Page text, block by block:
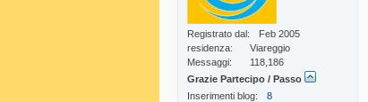
Registrato dal
Feb 2005
residenza
Viareggio
Messaggi
118,186
Grazie Partecipo / Passo
Inserimenti blog
8